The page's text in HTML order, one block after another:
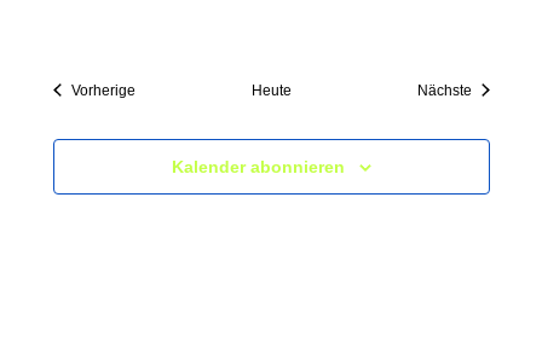
VorherigeVeranstaltungen Heute Nächste
Kalender abonnieren